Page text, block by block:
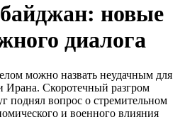
новые
диалога
можно назвать неудачным для
Ирана. Скоротечный разгром
поднял вопрос о стремительном
и военного влияния